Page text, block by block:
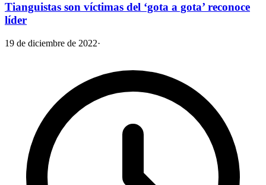
Tianguistas son víctimas del ‘gota a gota’ reconoce
líder
19 de diciembre de 2022·